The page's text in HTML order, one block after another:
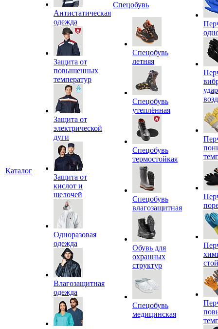
Каталог
Антистатическая
одежда
Защита от
повышенных
температур
Защита от
электрической
дуги
Защита от
кислот и
щелочей
Одноразовая
одежда
Влагозащитная
одежда
Спецобувь
Спецобувь
летняя
Спецобувь
утеплённая
Спецобувь
термостойкая
Спецобувь
влагозащитная
Обувь для
охранных
структур
Спецобувь
медицинская